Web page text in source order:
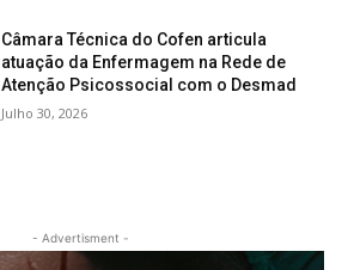
Câmara Técnica do Cofen articula
atuação da Enfermagem na Rede de
Atenção Psicossocial com o Desmad
Julho 30, 2026
- Advertisment -